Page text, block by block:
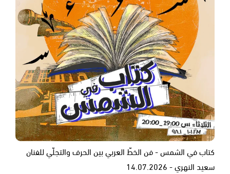
كتاب في الشمس - فن الخطّ العربي بين الحرف والتجلّي للفنان
سعيد النهري - 14.07.2026